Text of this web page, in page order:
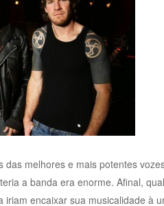
melhores e mais potentes
a banda era enorme. Afinal,
encaixar sua musicalidade à